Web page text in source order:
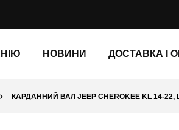
НОВИНИ ДОСТАВКА І
КАРДАННИЙ ВАЛ JEEP CHEROKEE KL 14-